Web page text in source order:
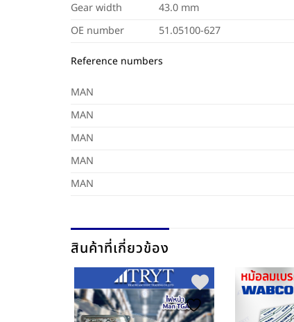
Gear width
43.0 mm
OE number
51.05100-627
Reference numbers
MAN
MAN
MAN
MAN
MAN
สินค้าที่เกี่ยวข้อง